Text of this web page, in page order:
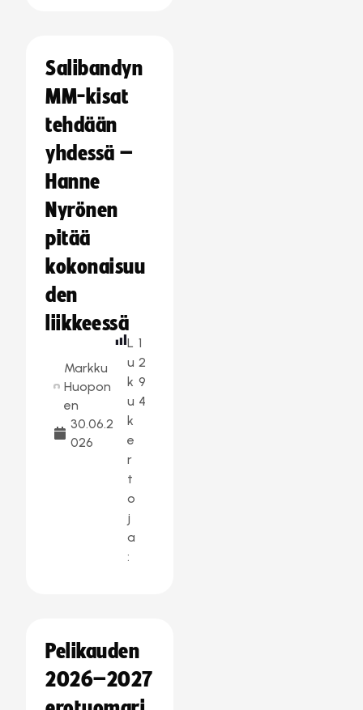
Salibandyn
MM-kisat
tehdään
yhdessä –
Hanne
Nyrönen
pitää
kokonaisuu
den
liikkeessä
Markku
Huopon
en
30.06.2
026
L
u
k
u
k
e
r
t
o
j
a
:
1
2
9
4
Pelikauden
2026–2027